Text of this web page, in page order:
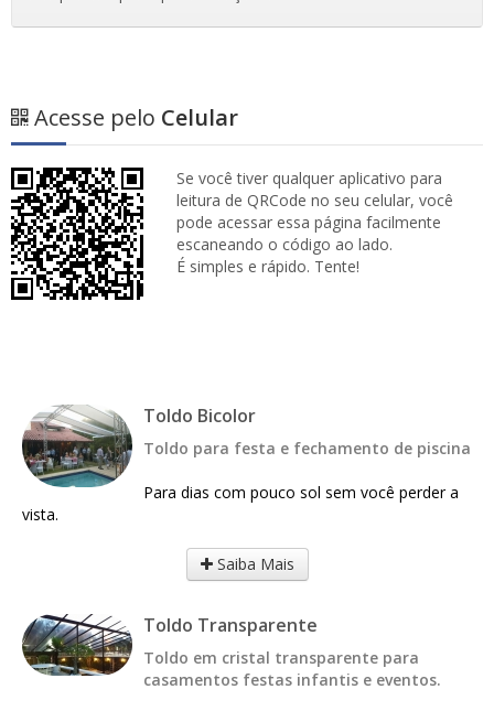
Acesse pelo Celular
Se você tiver qualquer aplicativo para
leitura de QRCode no seu celular, você
pode acessar essa página facilmente
escaneando o código ao lado.
É simples e rápido. Tente!
Toldo Bicolor
Toldo para festa e fechamento de piscina
Para dias com pouco sol sem você perder a
vista.
Saiba Mais
Toldo Transparente
Toldo em cristal transparente para
casamentos festas infantis e eventos.